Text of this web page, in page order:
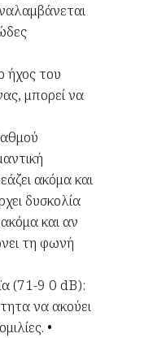
ήχος του
μπορεί να
ακόμα και
δυσκολία
και αν
τη φωνή
(71-9 0 dB):
να ακούει
•